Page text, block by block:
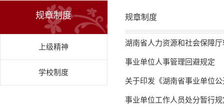
规章制度
上级精神
学校制度
规章制度
湖南省人力资源和社会保障
事业单位人事管理回避规定
关于印发《湖南省事业单位
事业单位工作人员处分暂行